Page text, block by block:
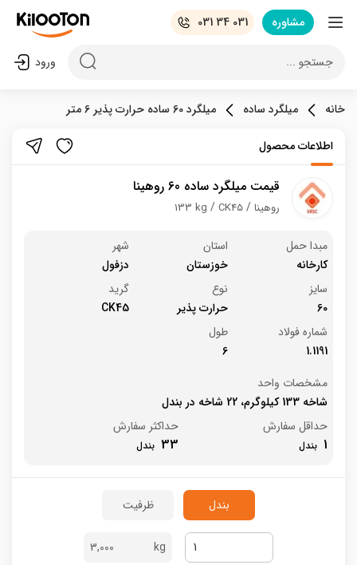
مشاوره 031 34 031
جستجو ... ورود
خانه میلگرد ساده میلگرد 60 ساده حرارت پذیر 6 متر
اطلاعات محصول
قیمت میلگرد ساده 60 روهینا
133 kg CK45 روهینا
مبدا حمل
کارخانه
استان
خوزستان
شهر
دزفول
سایز
60
نوع
حرارت پذیر
گرید
CK45
شماره فولاد
1.1191
طول
6
مشخصات واحد
شاخه 133 کیلوگرم، 22 شاخه در بندل
حداقل سفارش
1
حداکثر سفارش
33
بندل ظرفیت
3,000